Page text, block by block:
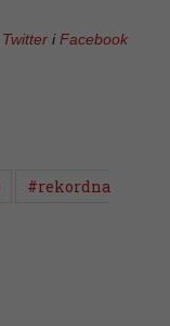
Twitter iFacebook
#rekordna